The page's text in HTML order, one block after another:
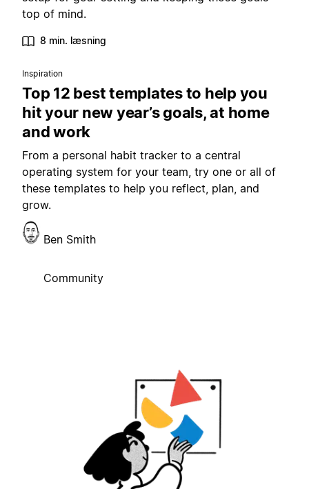
top of mind.
8 min. læsning
Inspiration
Top 12 best templates to help you
hit your new year’s goals, at home
and work
From a personal habit tracker to a central
operating system for your team, try one or all of
these templates to help you reflect, plan, and
grow.
Ben Smith
Community